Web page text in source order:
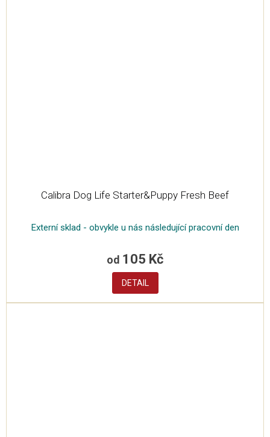
Calibra Dog Life Starter&Puppy Fresh Beef
Externí sklad - obvykle u nás následující pracovní den
od 105 Kč
DETAIL